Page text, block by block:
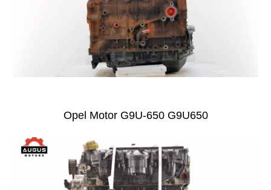
Opel Motor G9U-650 G9U650